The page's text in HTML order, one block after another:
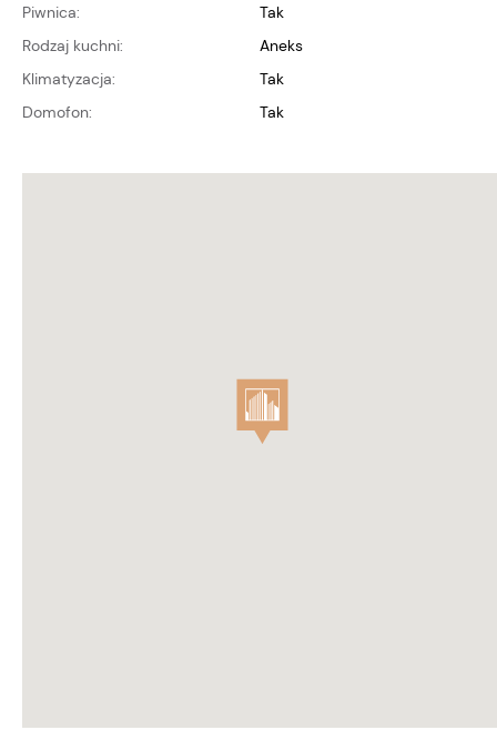
Piwnica:
Tak
Rodzaj kuchni:
aneks
Klimatyzacja:
Tak
Domofon:
Tak